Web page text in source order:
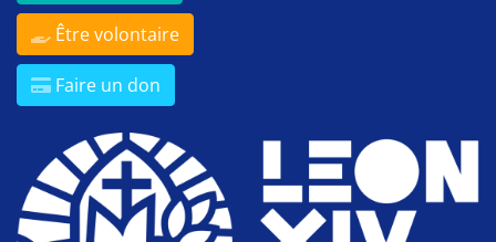
Être volontaire
Faire un don